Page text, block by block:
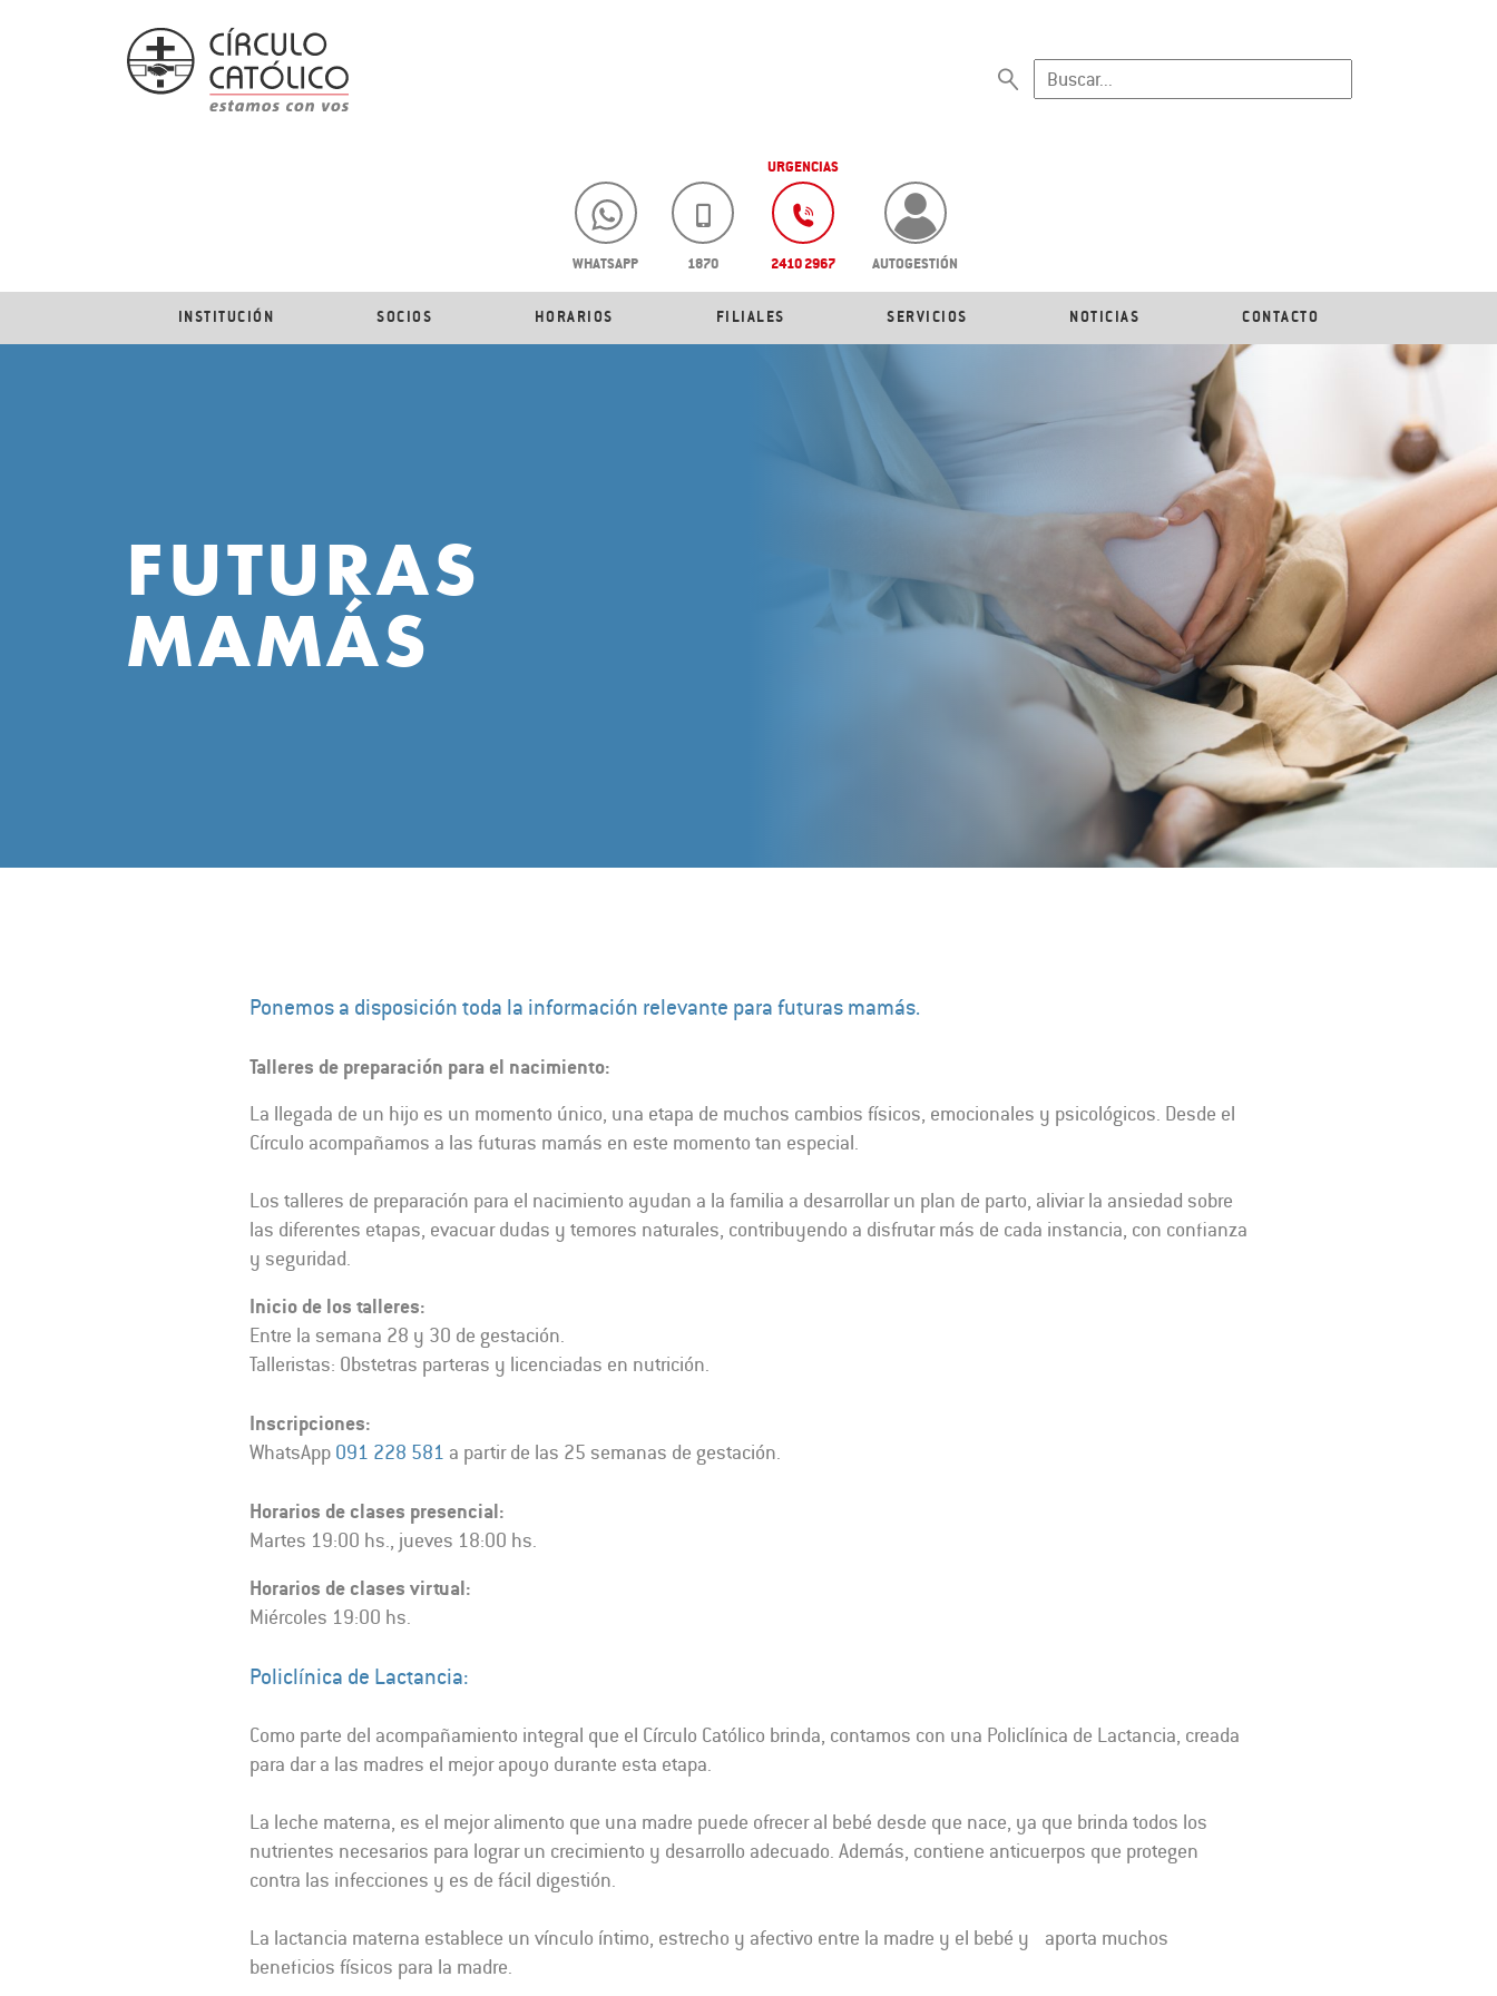
WHATSAPP 1870
URGENCIAS
2410 2967 AUTOGESTIÓN
INSTITUCIÓN SOCIOS HORARIOS FILIALES SERVICIOS NOTICIAS CONTACTO
FUTURAS
MAMÁS
Ponemos a disposición toda la información relevante para futuras mamás.
Talleres de preparación para el nacimiento:
La llegada de un hijo es un momento único, una etapa de muchos cambios físicos, emocionales y psicológicos. Desde el
Círculo acompañamos a las futuras mamás en este momento tan especial.
Los talleres de preparación para el nacimiento ayudan a la familia a desarrollar un plan de parto, aliviar la ansiedad sobre
las diferentes etapas, evacuar dudas y temores naturales, contribuyendo a disfrutar más de cada instancia, con confianza
y seguridad.
Inicio de los talleres:
Entre la semana 28 y 30 de gestación.
Talleristas: Obstetras parteras y licenciadas en nutrición.
Inscripciones:
WhatsApp 091 228 581 a partir de las 25 semanas de gestación.
Horarios de clases presencial:
Martes 19:00 hs., jueves 18:00 hs.
Horarios de clases virtual:
Miércoles 19:00 hs.
Policlínica de Lactancia:
Como parte del acompañamiento integral que el Círculo Católico brinda, contamos con una Policlínica de Lactancia, creada
para dar a las madres el mejor apoyo durante esta etapa.
La leche materna, es el mejor alimento que una madre puede ofrecer al bebé desde que nace, ya que brinda todos los
nutrientes necesarios para lograr un crecimiento y desarrollo adecuado. Además, contiene anticuerpos que protegen
contra las infecciones y es de fácil digestión.
La lactancia materna establece un vínculo íntimo, estrecho y afectivo entre la madre y el bebé y aporta muchos
beneficios físicos para la madre.